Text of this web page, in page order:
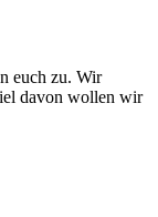
euch zu. Wir
davon wollen wir